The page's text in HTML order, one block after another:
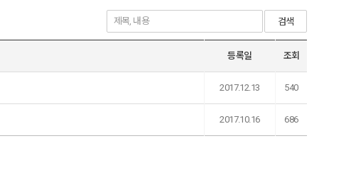
검색
등록일 조회
2017.12.13 540
2017.10.16 686